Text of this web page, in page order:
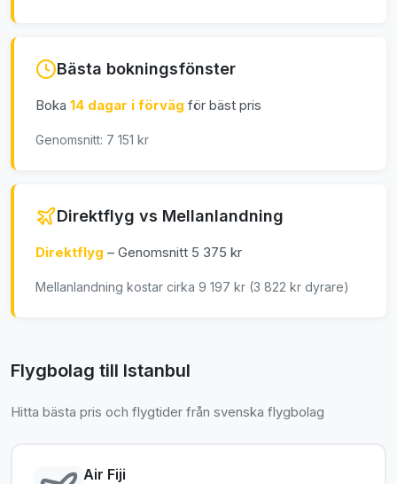
Bästa bokningsfönster
Boka 14 dagar i förväg för bäst pris
Genomsnitt: 7 151 kr
Direktflyg vs Mellanlandning
Direktflyg – Genomsnitt 5 375 kr
Mellanlandning kostar cirka 9 197 kr (3 822 kr dyrare)
Flygbolag till Istanbul
Hitta bästa pris och flygtider från svenska flygbolag
Air Fiji